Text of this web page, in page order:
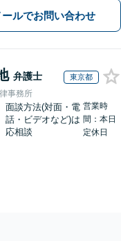
ールでお問い合わせ
弁護士 東京都
事務所
面談方法(対面・電
話・ビデオなど)は
応相談
営業時
間：本日
定休日